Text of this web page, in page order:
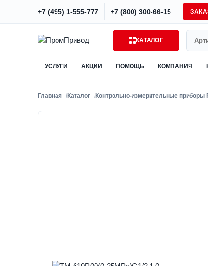
+7 (495) 1-555-777 +7 (800) 300-66-15
КАТАЛОГ
УСЛУГИ АКЦИИ ПОМОЩЬ КОМПАНИЯ
Главная Каталог Контрольно-измерительные